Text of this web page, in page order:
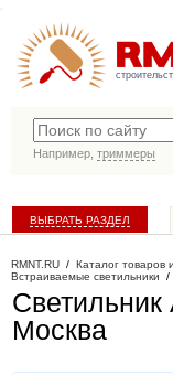
Например, триммеры
ВЫБРАТЬ РАЗДЕЛ
RMNT.RU / Каталог товаров
Встраиваемые светильники /
Москва